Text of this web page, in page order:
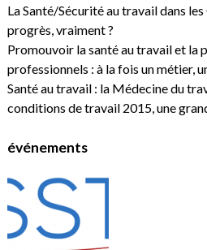
La Santé/Sécurité au travail dans
progrès, vraiment ?
Promouvoir la santé au travail et la
professionnels : à la fois un métier,
Santé au travail : la Médecine du
conditions de travail 2015, une
événements